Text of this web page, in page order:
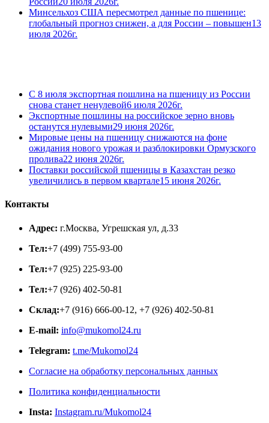
Минсельхоз США пересмотрел данные по пшенице:
глобальный прогноз снижен, а для России – повышен13
июля 2026г.
С 8 июля экспортная пошлина на пшеницу из России
снова станет ненулевой6 июля 2026г.
Экспортные пошлины на российское зерно вновь
останутся нулевыми29 июня 2026г.
Мировые цены на пшеницу снижаются на фоне
ожидания нового урожая и разблокировки Ормузского
пролива22 июня 2026г.
Поставки российской пшеницы в Казахстан резко
увеличились в первом квартале15 июня 2026г.
Контакты
Адрес: г.Москва, Угрешская ул, д.33
Тел:+7 (499) 755-93-00
Тел:+7 (925) 225-93-00
Тел:+7 (926) 402-50-81
Склад:+7 (916) 666-00-12, +7 (926) 402-50-81
E-mail: info@mukomol24.ru
Telegram: t.me/Mukomol24
Согласие на обработку персональных данных
Политика конфиденциальности
Insta: Instagram.ru/Mukomol24